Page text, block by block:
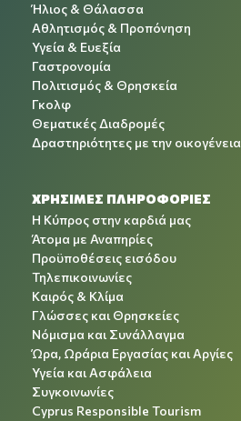
Ήλιος & Θάλασσα
Αθλητισμός & Προπόνηση
Υγεία & Ευεξία
Γαστρονομία
Πολιτισμός & Θρησκεία
Γκολφ
Θεματικές Διαδρομές
Δραστηριότητες με την οικογένεια
ΧΡΉΣΙΜΕΣ ΠΛΗΡΟΦΟΡΊΕΣ
Η Κύπρος στην καρδιά μας
Άτομα με Αναπηρίες
Προϋποθέσεις εισόδου
Τηλεπικοινωνίες
Καιρός & Κλίμα
Γλώσσες και Θρησκείες
Νόμισμα και Συνάλλαγμα
Ώρα, Ωράρια Εργασίας και Αργίες
Υγεία και Ασφάλεια
Συγκοινωνίες
Cyprus Responsible Tourism